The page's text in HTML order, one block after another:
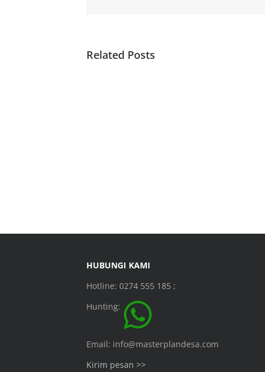
Related Posts
HUBUNGI KAMI
Hotline: 0274 555 185 ;
Hunting:
Email: info@masterplandesa.com
Kirim pesan >>